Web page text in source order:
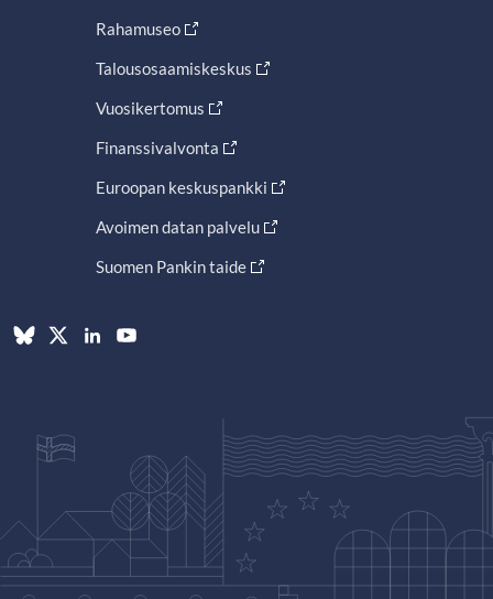
Rahamuseo
Talousosaamiskeskus
Vuosikertomus
Finanssivalvonta
Euroopan keskuspankki
Avoimen datan palvelu
Suomen Pankin taide